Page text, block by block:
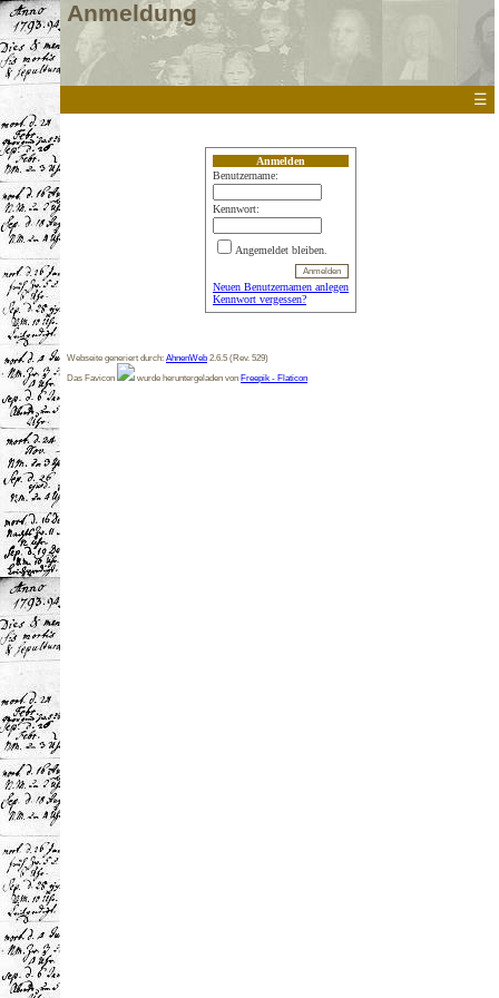
Anmeldung
☰
Anmelden
Benutzername:
Kennwort:
Angemeldet bleiben.
Neuen Benutzernamen anlegen
Kennwort vergessen?
Webseite generiert durch: AhnenWeb 2.6.5 (Rev. 529)
Das Favicon
wurde heruntergeladen von Freepik - Flaticon